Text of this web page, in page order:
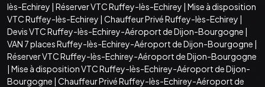
lès-Echirey | Réserver VTC Ruffey-lès-Echirey | Mise à disposition
VTC Ruffey-lès-Echirey | Chauffeur Privé Ruffey-lès-Echirey |
Devis VTC Ruffey-lès-Echirey-Aéroport de Dijon-Bourgogne |
VAN 7 places Ruffey-lès-Echirey-Aéroport de Dijon-Bourgogne |
Réserver VTC Ruffey-lès-Echirey-Aéroport de Dijon-Bourgogne
| Mise à disposition VTC Ruffey-lès-Echirey-Aéroport de Dijon-
Bourgogne | Chauffeur Privé Ruffey-lès-Echirey-Aéroport de